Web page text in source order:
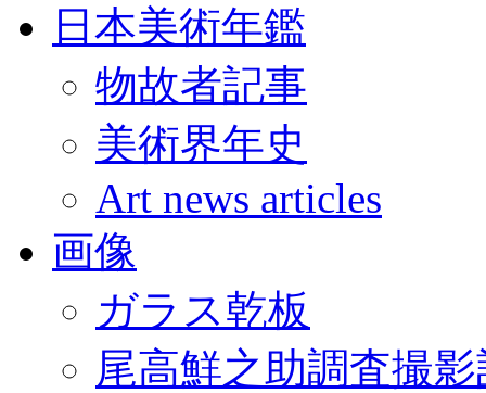
日本美術年鑑
物故者記事
美術界年史
Art news articles
画像
ガラス乾板
尾高鮮之助調査撮